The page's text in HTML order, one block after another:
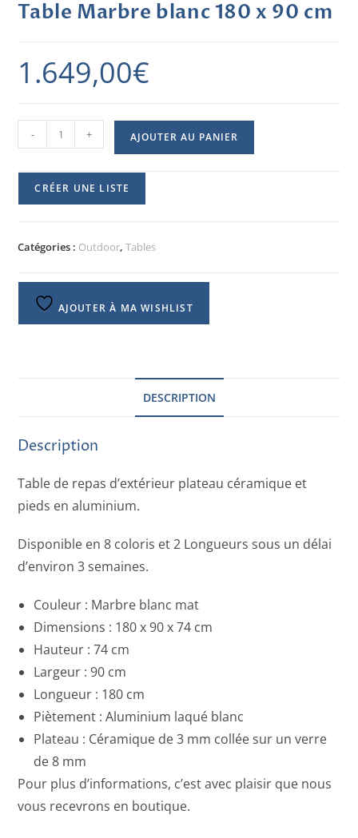
Table Marbre blanc 180 x 90 cm
1.649,00€
- + AJOUTER AU PANIER
CRÉER UNE LISTE
Catégories : Outdoor,Tables
AJOUTER À MA WISHLIST
DESCRIPTION
Description
Table de repas d’extérieur plateau céramique et
pieds en aluminium.
Disponible en 8 coloris et 2 Longueurs sous un délai
d’environ 3 semaines.
Couleur : Marbre blanc mat
Dimensions : 180 x 90 x 74 cm
Hauteur : 74 cm
Largeur : 90 cm
Longueur : 180 cm
Piètement : Aluminium laqué blanc
Plateau : Céramique de 3 mm collée sur un verre
de 8 mm
Pour plus d’informations, c’est avec plaisir que nous
vous recevrons en boutique.